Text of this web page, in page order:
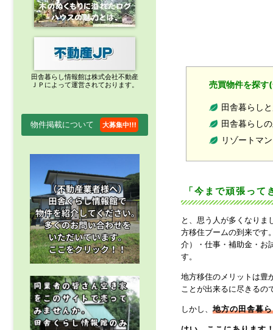
売買物件を探す
田舎暮らし
田舎暮らし
リゾートマ
「今まで頑張っ
と、思う人が多くなりま
方移住ブームの到来です
介）・仕事・補助金・お
す。
地方移住のメリットは豊
ことが出来るに尽きる
しかし、 地方の田舎暮
田舎暮らし情報館は株式会社不動産
ＪＰによって運営されております。
物件掲載について 大募集中!!!